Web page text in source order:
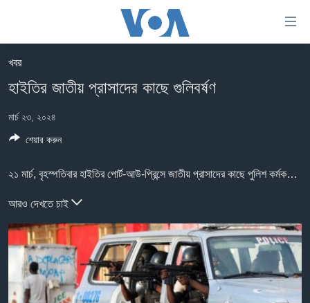
কনটেন্টে
যান।
ন্যাভিগেশনে
যান
বাংলাদেশ
যুক্তরাষ্ট্র
যুক্তরাষ্ট্রের নির্বাচন ২০২৪
বিশ্ব
দক্ষিণ-এশিয়া
সম্পাদকীয়
টেলিভিশন
ভিডিও
খবর
হাইতির জাতীয় প্রাসাদের কাছে গুলিবর্ষণ
মার্চ ২৩, ২০২৪
২১ মার্চ, বৃহস্পতিবার হাইতির পোর্ট-আউ-প্রিন্সে জাতীয় প্রাসাদের কাছে পুলিশ কর্মকর্তাদের সঙ্গে দুর্বৃত্তদের গুলি বিনিময় হয়েছে।
আরও দেখতে চাই
শেয়ার করুন